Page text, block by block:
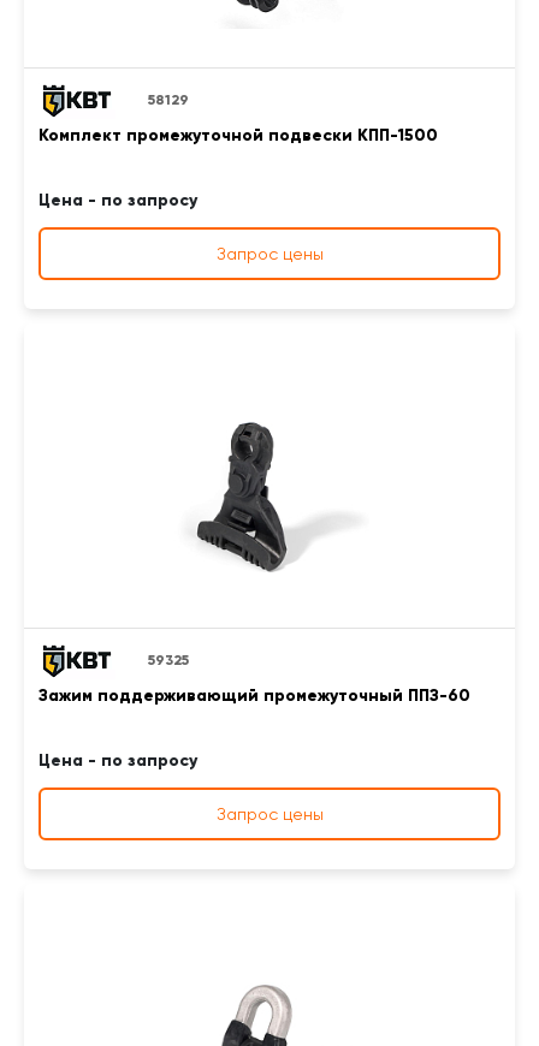
58129
Комплект промежуточной подвески КПП-1500
Цена - по запросу
Запрос цены
59325
Зажим поддерживающий промежуточный ППЗ-60
Цена - по запросу
Запрос цены